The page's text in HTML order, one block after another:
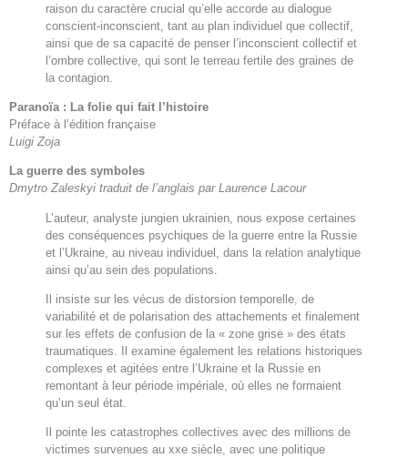
raison du caractère crucial qu’elle accorde au dialogue
conscient-inconscient, tant au plan individuel que collectif,
ainsi que de sa capacité de penser l’inconscient collectif et
l’ombre collective, qui sont le terreau fertile des graines de
la contagion.
Paranoïa : La folie qui fait l’histoire
Préface à l’édition française
Luigi Zoja
La guerre des symboles
Dmytro Zaleskyi traduit de l’anglais par Laurence Lacour
L’auteur, analyste jungien ukrainien, nous expose certaines
des conséquences psychiques de la guerre entre la Russie
et l’Ukraine, au niveau individuel, dans la relation analytique
ainsi qu’au sein des populations.
Il insiste sur les vécus de distorsion temporelle, de
variabilité et de polarisation des attachements et finalement
sur les effets de confusion de la « zone grise » des états
traumatiques. Il examine également les relations historiques
complexes et agitées entre l’Ukraine et la Russie en
remontant à leur période impériale, où elles ne formaient
qu’un seul état.
Il pointe les catastrophes collectives avec des millions de
victimes survenues au xxe siècle, avec une politique